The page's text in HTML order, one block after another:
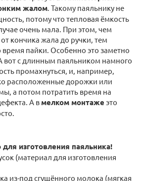
жалом . Такому паяльнику не
потому что тепловая ёмкость
очень мала. При этом, чем
кончика жала до ручки, тем
пайки. Особенно это заметно
вот с длинным паяльником намного
промахнуться, и, например,
расположенные дорожки или
а потом потратить время на
А в мелком монтаже это
изготовления паяльника!
(материал для изготовления
из-под сгущённого молока (мягкая